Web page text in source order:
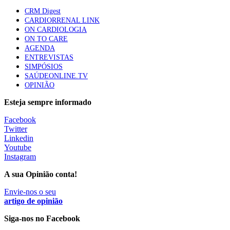
Quase quatro em cada dez doentes com enfarte
apresentavam níveis elevados de Lp(a), revela estudo
87 visualizações
Trodelvy aprovado para primeira linha no cancro da
mama triplo negativo metastático em doentes não
elegíveis para inibidores PD-(L)1
61 visualizações
MAIS NOTÍCIAS
Quase 11.900 jovens recorreram aos cheques psicólogo e
nutricionista no primeiro mês
7 Ago, 2026|0 Comments
ULS de Coimbra estreia cirurgia endoscópica do ouvido com
apoio robótico em Portugal
CRM Digest
CARDIORRENAL LINK
ON CARDIOLOGIA
ON TO CARE
AGENDA
ENTREVISTAS
SIMPÓSIOS
SAÚDEONLINE.TV
OPINIÃO
Esteja sempre informado
Facebook
Twitter
Linkedin
Youtube
Instagram
A sua Opinião conta!
Envie-nos o seu
artigo de opinião
Siga-nos no Facebook